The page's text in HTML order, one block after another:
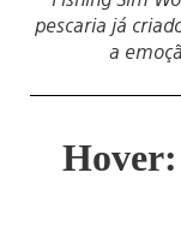
pescaria já
a